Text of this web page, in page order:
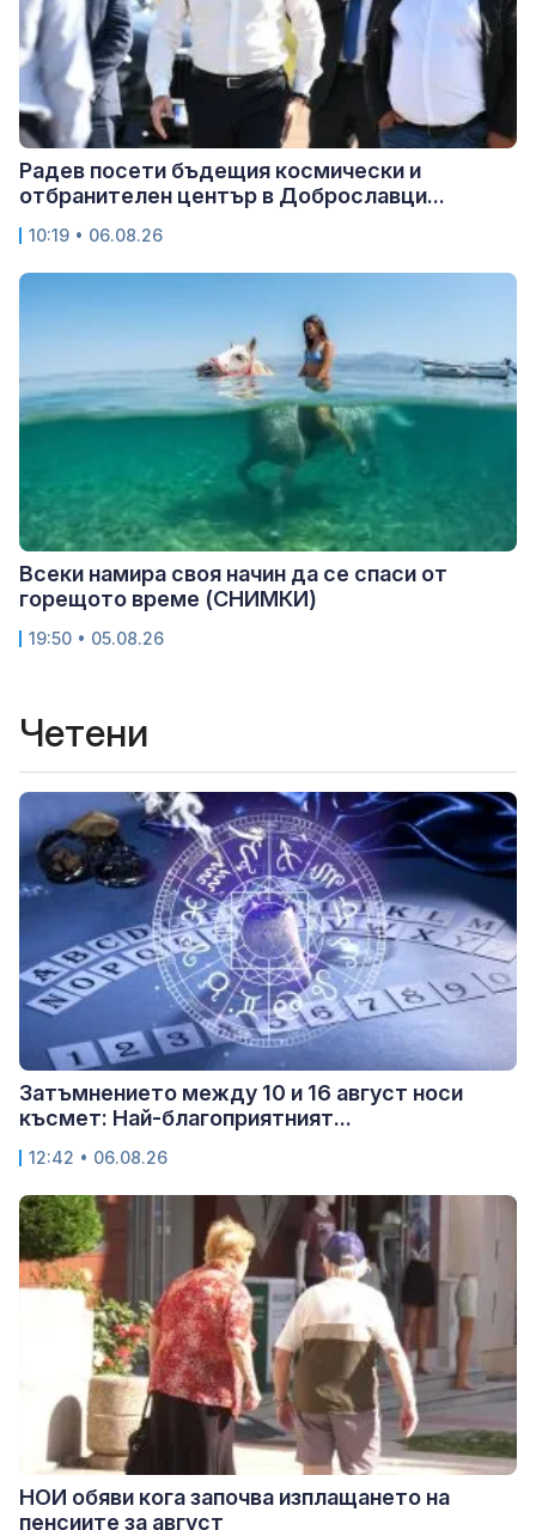
Радев посети бъдещия космически и
отбранителен център в Доброславци...
10:19 • 06.08.26
Всеки намира своя начин да се спаси от
горещото време (СНИМКИ)
19:50 • 05.08.26
Четени
Затъмнението между 10 и 16 август носи
късмет: Най-благоприятният...
12:42 • 06.08.26
НОИ обяви кога започва изплащането на
пенсиите за август